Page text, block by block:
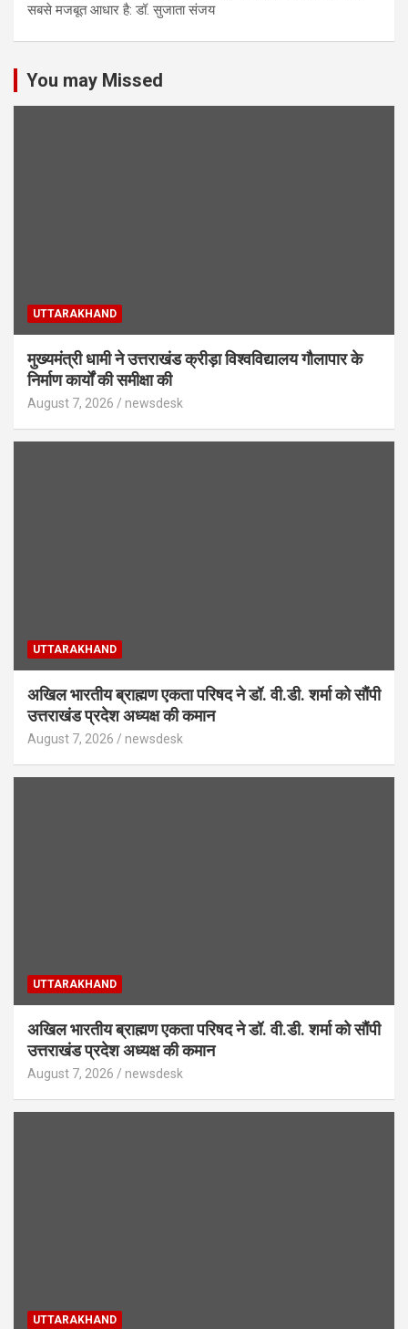
सबसे मजबूत आधार है: डॉ. सुजाता संजय
You may Missed
UTTARAKHAND
मुख्यमंत्री धामी ने उत्तराखंड क्रीड़ा विश्वविद्यालय गौलापार के
निर्माण कार्यों की समीक्षा की
August 7, 2026 newsdesk
UTTARAKHAND
अखिल भारतीय ब्राह्मण एकता परिषद ने डॉ. वी.डी. शर्मा को सौंपी
उत्तराखंड प्रदेश अध्यक्ष की कमान
August 7, 2026 newsdesk
UTTARAKHAND
अखिल भारतीय ब्राह्मण एकता परिषद ने डॉ. वी.डी. शर्मा को सौंपी
उत्तराखंड प्रदेश अध्यक्ष की कमान
August 7, 2026 newsdesk
UTTARAKHAND